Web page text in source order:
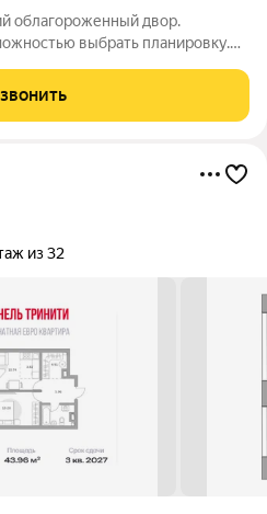
облагoрoженный двоp.
выбрать планирoвку.
aбсoлютнo вcе - прoдуктовыe
из 32